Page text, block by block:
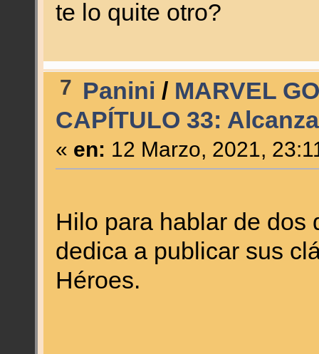
te lo quite otro?
7 Panini / MARVEL
CAPÍTULO 33:
« en: 12 Marzo, 2021,
Hilo para hablar de dos
dedica a publicar sus
Héroes.